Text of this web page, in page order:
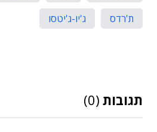
ת'רדס
ג'יו-ג'יטסו
תגובות (0)